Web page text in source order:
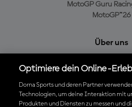
MotoGP Guru
MotoGP™26
Über uns
Cookie-
Optimiere dein Online-
Dorna Sports und deren Partner
Technologien, um deine Interaktion mit
Produkten und Diensten zu messen und